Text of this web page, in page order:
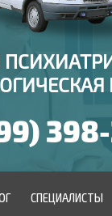
СПЕЦИАЛИСТЫ